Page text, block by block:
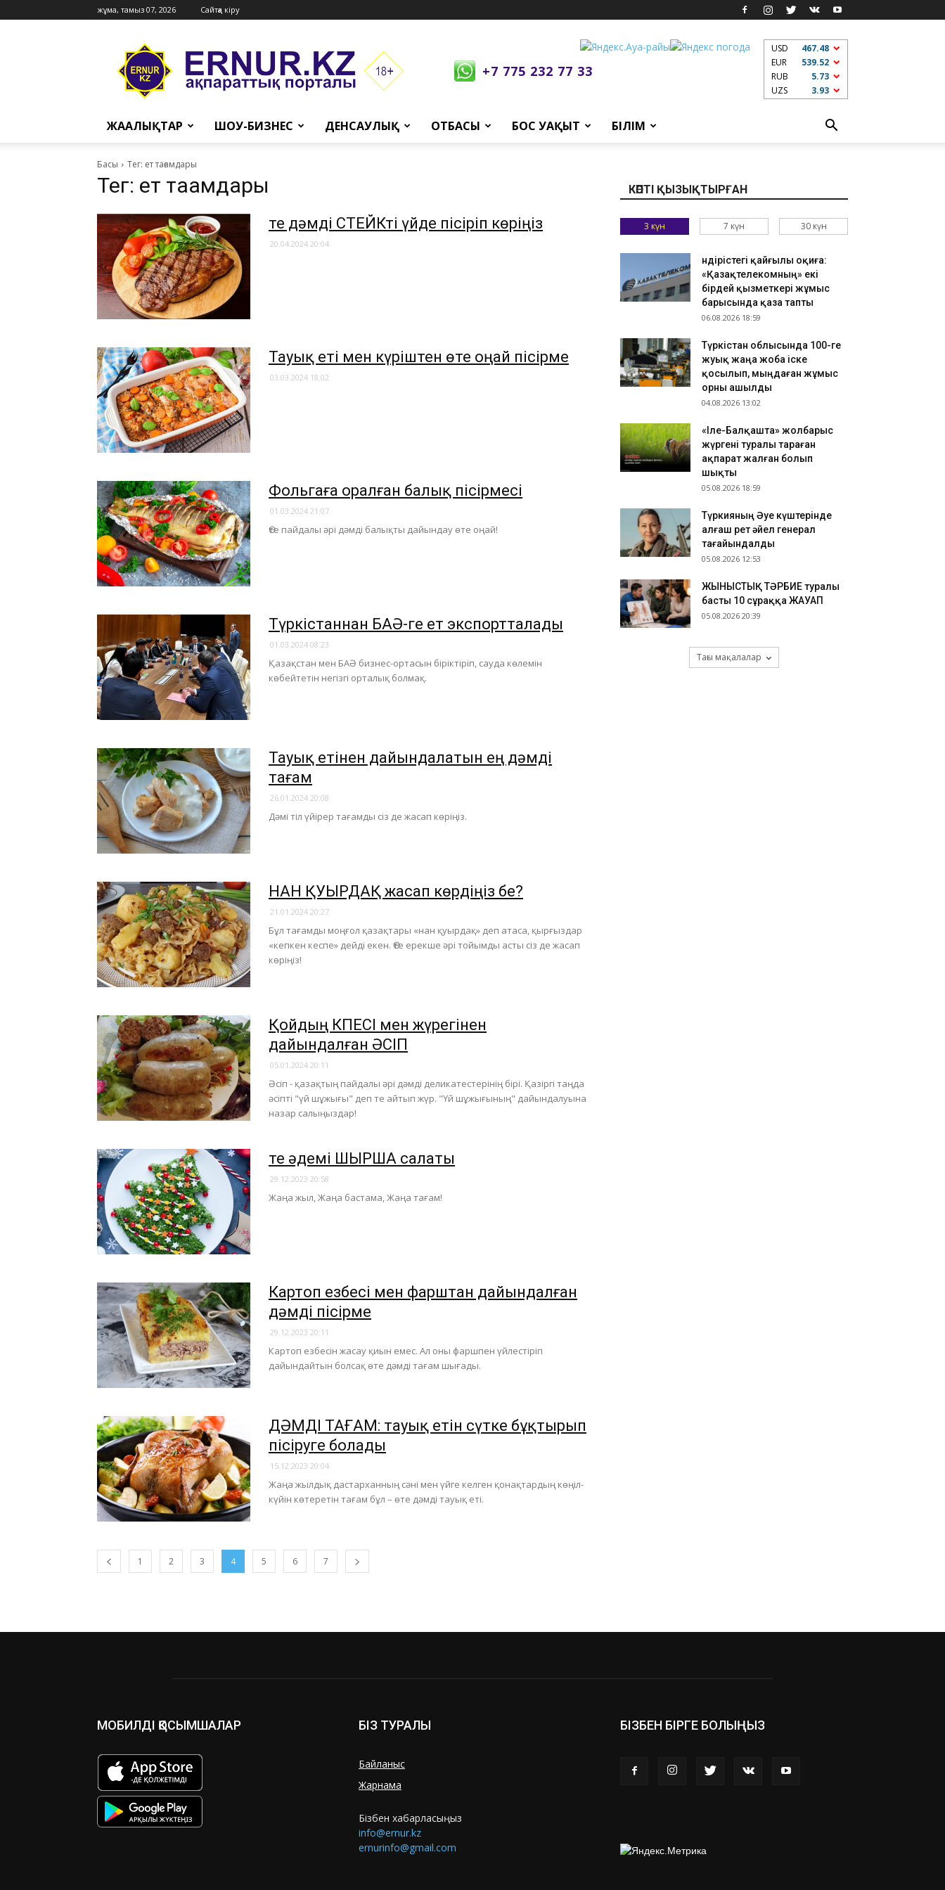
жұма, тамыз 07, 2026 Сайтқа кіру
Ernur
Press
+7 775 232 77 33
USD
467.48
EUR
539.52
RUB
5.73
UZS
3.93
ЖАҢАЛЫҚТАР ШОУ-БИЗНЕС ДЕНСАУЛЫҚ ОТБАСЫ БОС УАҚЫТ БІЛІМ
Басы Тег: ет тағамдары
Тег: ет тағамдары
Өте дәмді СТЕЙКті үйде пісіріп көріңіз
20.04.2024 20:04
Тауық еті мен күріштен өте оңай пісірме
03.03.2024 18:02
Фольгаға оралған балық пісірмесі
01.03.2024 21:07
Өте пайдалы әрі дәмді балықты дайындау өте оңай!
Түркістаннан БАӘ-ге ет экспортталады
01.03.2024 08:23
Қазақстан мен БАӘ бизнес-ортасын біріктіріп, сауда көлемін
көбейтетін негізгі орталық болмақ.
​Тауық етінен дайындалатын ең дәмді
тағам
26.01.2024 20:08
Дәмі тіл үйірер тағамды сіз де жасап көріңіз.
​НАН ҚУЫРДАҚ жасап көрдіңіз бе?
21.01.2024 20:27
Бұл тағамды моңғол қазақтары «нан қуырдақ» деп атаса, қырғыздар
«кепкен кеспе» дейді екен. Өте ерекше әрі тойымды асты сіз де жасап
көріңіз!
Қойдың ӨКПЕСІ мен жүрегінен
дайындалған ӘСІП
05.01.2024 20:11
Әсіп - қазақтың пайдалы әрі дәмді деликатестерінің бірі. Қазіргі таңда
әсіпті "үй шұжығы" деп те айтып жүр. "Үй шұжығының" дайындалуына
назар салыңыздар!
Өте әдемі ШЫРША салаты
29.12.2023 20:58
​Жаңа жыл, Жаңа бастама, Жаңа тағам!
​Картоп езбесі мен фарштан дайындалған
дәмді пісірме
29.12.2023 20:11
Картоп езбесін жасау қиын емес. Ал оны фаршпен үйлестіріп
дайындайтын болсақ өте дәмді тағам шығады.
ДӘМДІ ТАҒАМ: тауық етін сүтке бұқтырып
пісіруге болады
15.12.2023 20:04
​Жаңа жылдық дастарханның сәні мен үйге келген қонақтардың көңіл-
күйін көтеретін тағам бұл – өте дәмді тауық еті.
1 2 3 4 5 6 7
КӨПТІ ҚЫЗЫҚТЫРҒАН
3 күн 7 күн 30 күн
Өндірістегі қайғылы оқиға:
«Қазақтелекомның» екі
бірдей қызметкері жұмыс
барысында қаза тапты
06.08.2026 18:59
Түркістан облысында 100-ге
жуық жаңа жоба іске
қосылып, мыңдаған жұмыс
орны ашылды
04.08.2026 13:02
«Іле-Балқашта» жолбарыс
жүргені туралы тараған
ақпарат жалған болып
шықты
05.08.2026 18:59
Түркияның Әуе күштерінде
алғаш рет әйел генерал
тағайындалды
05.08.2026 12:53
ЖЫНЫСТЫҚ ТӘРБИЕ туралы
басты 10 сұраққа ЖАУАП
05.08.2026 20:39
Тағы мақалалар
МОБИЛДІ ҚОСЫМШАЛАР БІЗ ТУРАЛЫ
Байланыс
Жарнама
Бізбен хабарласыңыз
info@ernur.kz
ernurinfo@gmail.com
БІЗБЕН БІРГЕ БОЛЫҢЫЗ